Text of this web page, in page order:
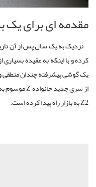
مقدمه ای برای یک
نزدیک به یک سال پس از آن
کرده و با اینکه به عقیده
یک گوشی پیشرفته چندان منطقی
Z2 به بازار راه پیدا کرده است.